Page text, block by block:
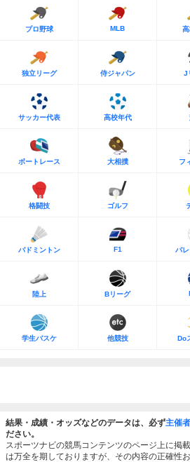
プロ野球 MLB
独立リーグ 侍ジャパン J
サッカー代表 高校年代
ボートレース 大相撲 フ
格闘技 ゴルフ
バドミントン F1 バ
陸上 Bリーグ
学生バスケ 他競技 Do
結果・成績・オッズなどのデータは、必ず主催者
ださい。
スポーツナビの競馬コンテンツのページ上に掲
は万全を期しておりますが、その内容の正確性